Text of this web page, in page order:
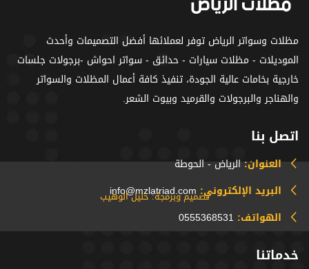
مظلات وسواتر الرياض توفر لعملائها أفضل التصميمات وأحدث
الموديلات - مظلات سيارات - حدائق - سواتر احواش -برجولات جلسات
خارجية بخامات عالية الجودة، تنفيذ كافة أعمال المظلات والسواتر
والهناجر والبرجولات والقرميد وبيوت الشعر.
اتصل بنا
العنوان:الرياض - الحوطة
البريد الإلكتروني:info@mzlatriad.com
الهواتف: 0555368531
خدماتنا
تصميم وبرمجة: خليل الوهيب